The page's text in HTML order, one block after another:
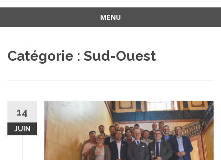
MENU
contenu
Catégorie : Sud-Ouest
14
JUIN